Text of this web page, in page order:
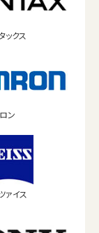
ックス
ン
ァイス